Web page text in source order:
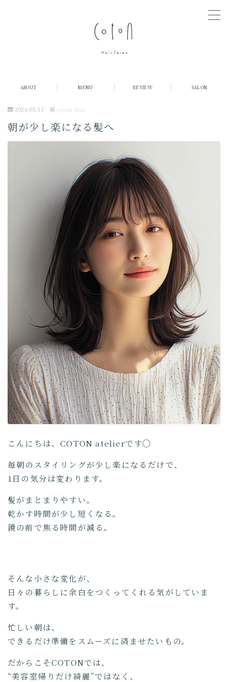
メニュー・料金
COTON Journal
取り扱い製品について
ABOUT MENU REVIEW SALON
2026.05.13 coton blog
朝が少し楽になる髪へ
こんにちは、COTON atelierです◯
毎朝のスタイリングが少し楽になるだけで、
1日の気分は変わります。
髪がまとまりやすい。
乾かす時間が少し短くなる。
鏡の前で焦る時間が減る。
そんな小さな変化が、
日々の暮らしに余白をつくってくれる気がしていま
す。
忙しい朝は、
できるだけ準備をスムーズに済ませたいもの。
だからこそCOTONでは、
“美容室帰りだけ綺麗”ではなく、